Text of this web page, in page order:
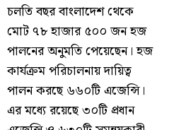
চলতি বছর বাংলাদেশ থেকে
মোট ৭৮ হাজার ৫০০ জন হজ
পালনের অনুমতি পেয়েছেন। হজ
কার্যক্রম পরিচালনায় দায়িত্ব
পালন করছে ৬৬০টি এজেন্সি।
এর মধ্যে রয়েছে ৩০টি প্রধান